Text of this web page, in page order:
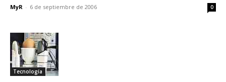
MyR - 6 de septiembre de 2006 0
Tecnología